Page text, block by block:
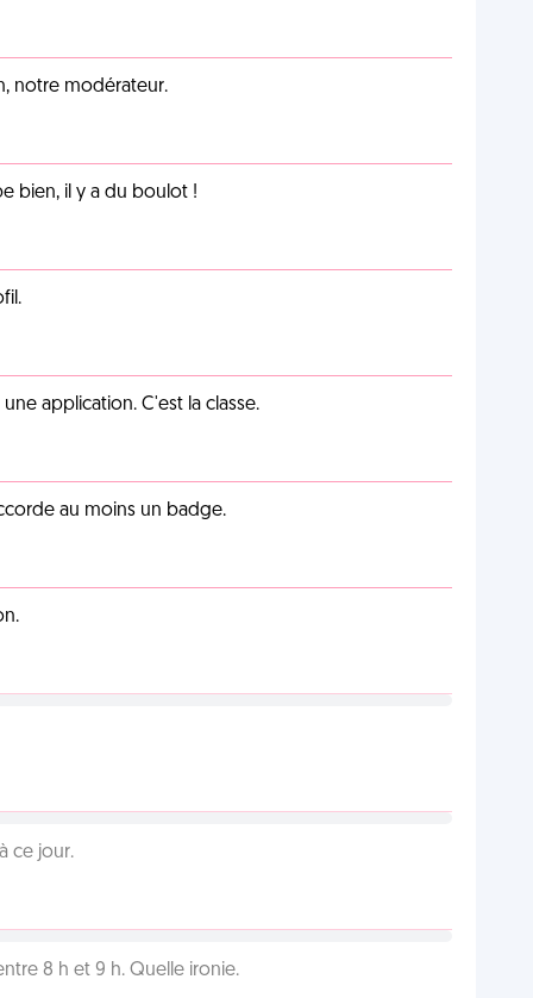
notre modérateur.
bien, il y a du boulot !
application. C'est la classe.
au moins un badge.
ce jour.
8 h et 9 h. Quelle ironie.